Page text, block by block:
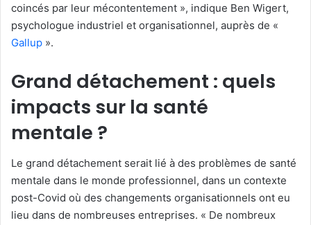
coincés par leur mécontentement », indique Ben Wigert,
psychologue industriel et organisationnel, auprès de «
Gallup ».
Grand détachement : quels
impacts sur la santé
mentale ?
Le grand détachement serait lié à des problèmes de santé
mentale dans le monde professionnel, dans un contexte
post-Covid où des changements organisationnels ont eu
lieu dans de nombreuses entreprises. « De nombreux